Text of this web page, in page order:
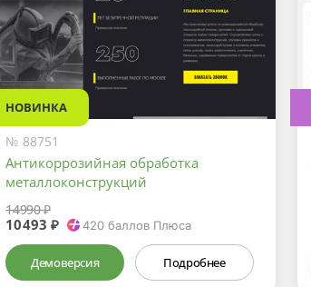
НОВИНКА
№ 88751
Антикоррозийная обработка
металлоконструкций
14990 ₽
10493 ₽ 420баллов Плюса
Демоверсия Подробнее